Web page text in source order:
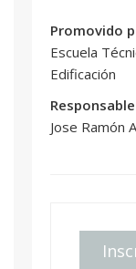
Promovido
Escuela
Edificación
Jose Ramón